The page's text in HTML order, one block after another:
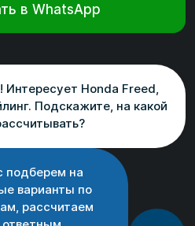
в WhatsApp
Интересует Honda Freed,
Подскажите, на какой
подберем на
варианты по
рассчитаем